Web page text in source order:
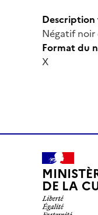
Négatif
Format du
X
DE LA